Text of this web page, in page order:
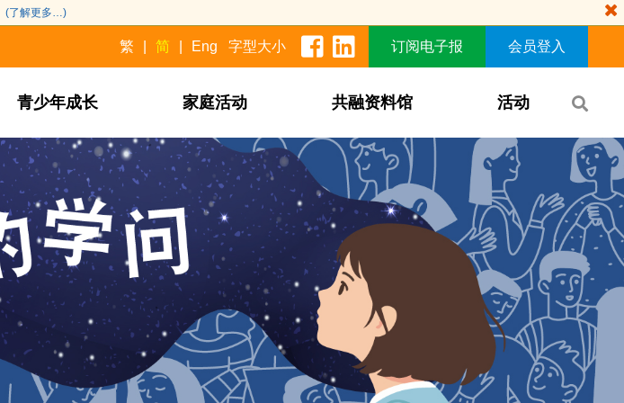
(了解更多…)
繁 简 Eng 字型大小 订阅电子报 会员登入
青少年成长 家庭活动 共融资料馆 活动